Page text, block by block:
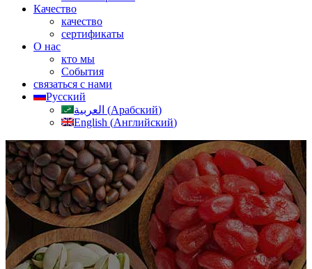
Качество
качество
сертификаты
О нас
кто мы
События
связаться с нами
Русский
العربية (Арабский)
English (Английский)